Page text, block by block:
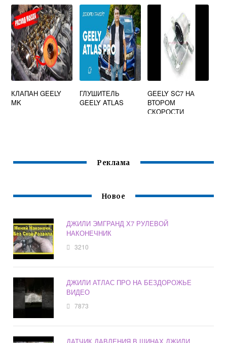
КЛАПАН GEELY
MK
ГЛУШИТЕЛЬ
GEELY ATLAS
GEELY SC7 НА
ВТОРОМ
СКОРОСТИ
Реклама
Новое
ДЖИЛИ ЭМГРАНД Х7 РУЛЕВОЙ
НАКОНЕЧНИК
3210
ДЖИЛИ АТЛАС ПРО НА БЕЗДОРОЖЬЕ
ВИДЕО
7873